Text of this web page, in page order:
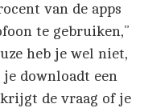
van de apps
te gebruiken,”
heb je wel niet,
downloadt een
krijgt de vraag of je